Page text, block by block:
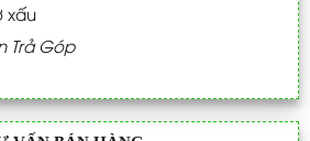
xấu
Trả Góp